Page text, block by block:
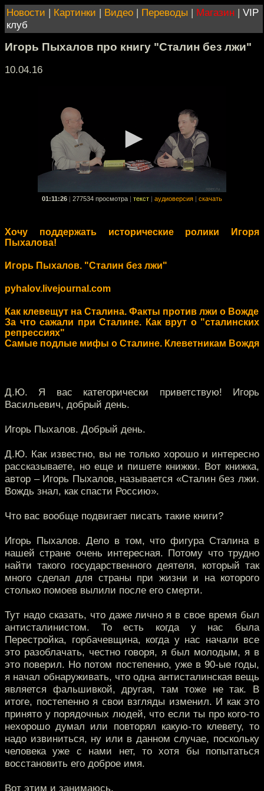
Новости | Картинки | Видео | Переводы | Магазин | VIP
клуб
Игорь Пыхалов про книгу "Сталин без лжи"
10.04.16
01:11:26 277534 просмотра текст аудиоверсия скачать
Хочу поддержать исторические ролики Игоря
Пыхалова!
Игорь Пыхалов. "Сталин без лжи"
pyhalov.livejournal.com
Как клевещут на Сталина. Факты против лжи о Вожде
За что сажали при Сталине. Как врут о "сталинских
репрессиях"
Самые подлые мифы о Сталине. Клеветникам Вождя
Д.Ю. Я вас категорически приветствую! Игорь
Васильевич, добрый день.
Игорь Пыхалов. Добрый день.
Д.Ю. Как известно, вы не только хорошо и интересно
рассказываете, но еще и пишете книжки. Вот книжка,
автор – Игорь Пыхалов, называется «Сталин без лжи.
Вождь знал, как спасти Россию».
Что вас вообще подвигает писать такие книги?
Игорь Пыхалов. Дело в том, что фигура Сталина в
нашей стране очень интересная. Потому что трудно
найти такого государственного деятеля, который так
много сделал для страны при жизни и на которого
столько помоев вылили после его смерти.
Тут надо сказать, что даже лично я в свое время был
антисталинистом. То есть когда у нас была
Перестройка, горбачевщина, когда у нас начали все
это разоблачать, честно говоря, я был молодым, я в
это поверил. Но потом постепенно, уже в 90-ые годы,
я начал обнаруживать, что одна антисталинская вещь
является фальшивкой, другая, там тоже не так. В
итоге, постепенно я свои взгляды изменил. И как это
принято у порядочных людей, что если ты про кого-то
нехорошо думал или повторял какую-то клевету, то
надо извиниться, ну или в данном случае, поскольку
человека уже с нами нет, то хотя бы попытаться
восстановить его доброе имя.
Вот этим и занимаюсь.